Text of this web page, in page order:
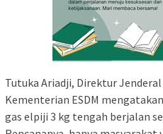
Tutuka Ariadji, Direktur
Kementerian ESDM
gas elpiji 3 kg tengah berjalan